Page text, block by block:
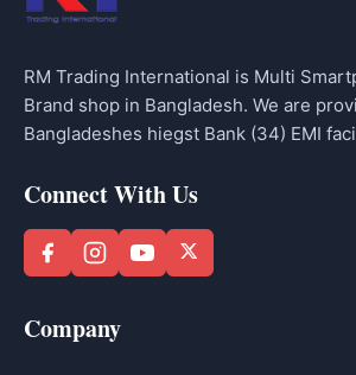
RM Trading International is Multi
Brand shop in Bangladesh. We are
Bangladeshes hiegst Bank (34) EMI
Connect With Us
Company